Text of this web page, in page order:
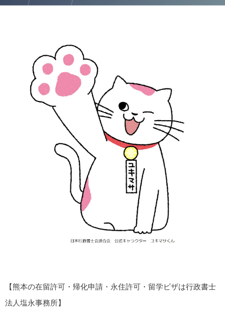
【熊本の在留許可・帰化申請・永住許可・留学ビザは行政書士
法人塩永事務所】